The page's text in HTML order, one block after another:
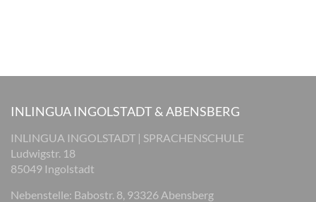
INLINGUA INGOLSTADT & ABENSBERG
INLINGUA INGOLSTADT | SPRACHENSCHULE
Ludwigstr. 18
85049 Ingolstadt
Nebenstelle: Babostr. 8, 93326 Abensberg